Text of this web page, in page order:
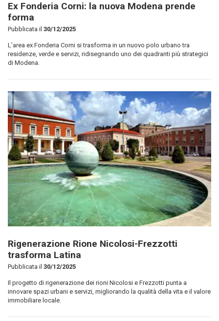
Ex Fonderia Corni: la nuova Modena prende
forma
Pubblicata il 30/12/2025
L’area ex Fonderia Corni si trasforma in un nuovo polo urbano tra
residenze, verde e servizi, ridisegnando uno dei quadranti più strategici
di Modena.
Rigenerazione Rione Nicolosi-Frezzotti
trasforma Latina
Pubblicata il 30/12/2025
Il progetto di rigenerazione dei rioni Nicolosi e Frezzotti punta a
innovare spazi urbani e servizi, migliorando la qualità della vita e il valore
immobiliare locale.